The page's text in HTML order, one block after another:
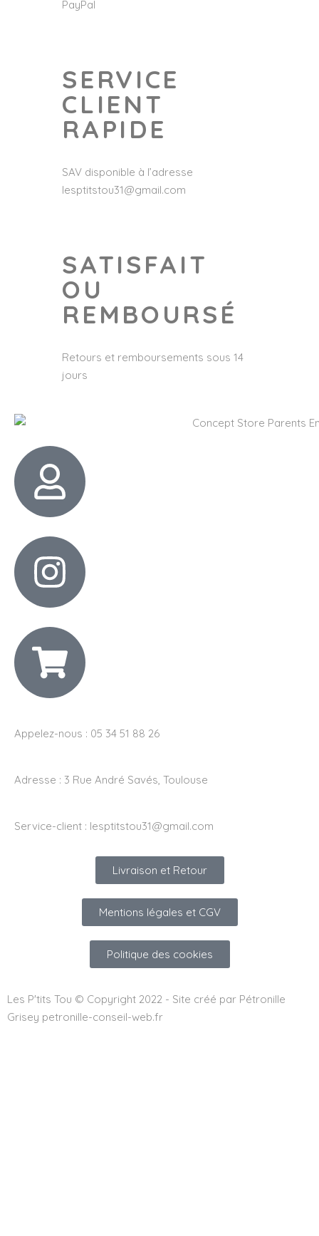
PayPal
SERVICE
CLIENT
RAPIDE
SAV disponible à l’adresse
lesptitstou31@gmail.com
SATISFAIT
OU
REMBOURSÉ
Retours et remboursements sous 14
jours
Appelez-nous : 05 34 51 88 26
Adresse : 3 Rue André Savés, Toulouse
Service-client : lesptitstou31@gmail.com
Livraison et Retour
Mentions légales et CGV
Politique des cookies
Les P'tits Tou © Copyright 2022 - Site créé par Pétronille
Grisey petronille-conseil-web.fr